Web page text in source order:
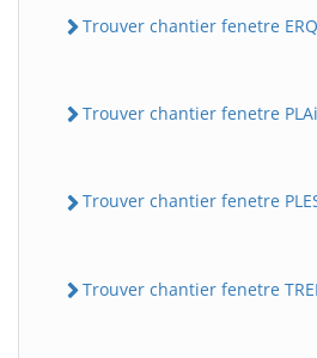
Trouver chantier fenetre
Trouver chantier fenetre
Trouver chantier fenetre
Trouver chantier fenetre